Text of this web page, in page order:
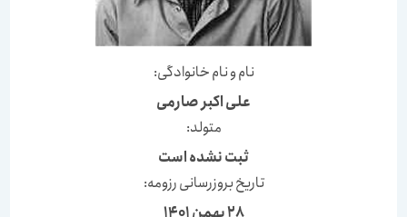
نام و نام خانوادگی:
علی اکبر صارمی
متولد:
ثبت نشده است
تاریخ بروزرسانی رزومه: